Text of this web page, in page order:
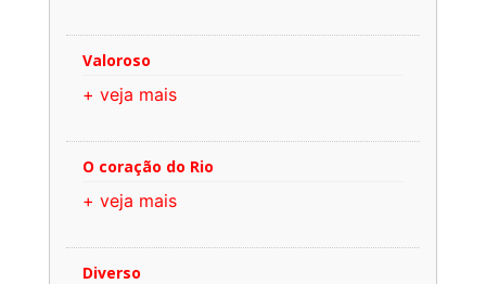
Valoroso
+ veja mais
O coração do Rio
+ veja mais
Diverso